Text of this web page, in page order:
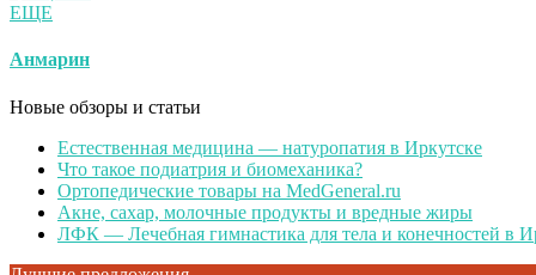
ЕЩЕ
Анмарин
Новые обзоры и статьи
Естественная медицина — натуропатия в Иркутске
Что такое подиатрия и биомеханика?
Ортопедические товары на MedGeneral.ru
Акне, сахар, молочные продукты и вредные жиры
ЛФК — Лечебная гимнастика для тела и конечностей в